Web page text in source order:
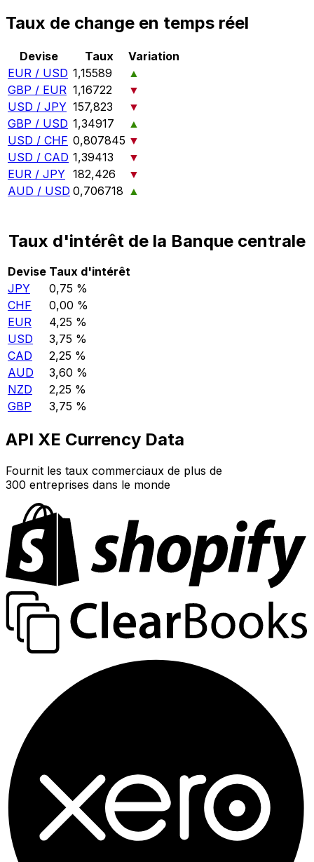
Taux de change en temps réel
Devise Taux
Variation
EUR / USD 1,15589
▲
GBP / EUR 1,16722
▼
USD / JPY 157,823
▼
GBP / USD 1,34917
▲
USD / CHF 0,807845 ▼
USD / CAD 1,39413
▼
EUR / JPY 182,426
▼
AUD / USD 0,706718 ▲
Taux d'intérêt de la Banque centrale
Devise Taux d'intérêt
JPY
0,75 %
CHF
0,00 %
EUR
4,25 %
USD
3,75 %
CAD
2,25 %
AUD
3,60 %
NZD
2,25 %
GBP
3,75 %
API XE Currency Data
Fournit les taux commerciaux de plus de
300 entreprises dans le monde